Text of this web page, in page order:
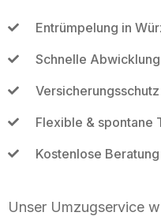
Entrümpelung in
Schnelle
Flexible & spontane
Kostenlose
Unser Umzugservice